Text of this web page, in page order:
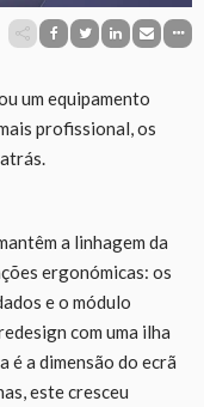
um equipamento
profissional, os
a linhagem da
ergonómicas: os
e o módulo
com uma ilha
é a dimensão do ecrã
este cresceu